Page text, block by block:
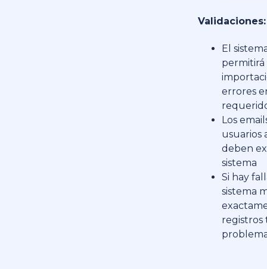
Validaciones:
El
permitirá
errores
Los
usuarios
deben
sistema
Si hay
sistema
registros